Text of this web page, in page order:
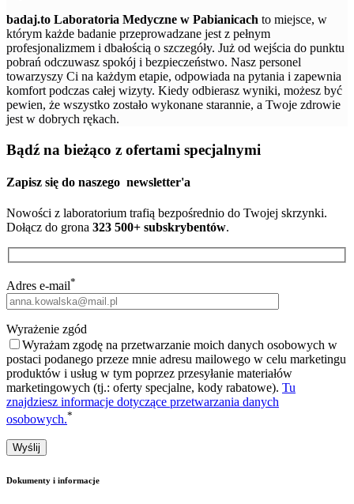
badaj.to Laboratoria Medyczne w Pabianicach to miejsce, w
którym każde badanie przeprowadzane jest z pełnym
profesjonalizmem i dbałością o szczegóły. Już od wejścia do punktu
pobrań odczuwasz spokój i bezpieczeństwo. Nasz personel
towarzyszy Ci na każdym etapie, odpowiada na pytania i zapewnia
komfort podczas całej wizyty. Kiedy odbierasz wyniki, możesz być
pewien, że wszystko zostało wykonane starannie, a Twoje zdrowie
jest w dobrych rękach.
Bądź na bieżąco z ofertami specjalnymi
Zapisz się do naszego newsletter'a
Nowości z laboratorium trafią bezpośrednio do Twojej skrzynki.
Dołącz do grona 323 500+ subskrybentów.
Adres e-mail*
Wyrażenie zgód
Wyrażam zgodę na przetwarzanie moich danych osobowych w
postaci podanego przeze mnie adresu mailowego w celu marketingu
produktów i usług w tym poprzez przesyłanie materiałów
marketingowych (tj.: oferty specjalne, kody rabatowe). Tu
znajdziesz informacje dotyczące przetwarzania danych
osobowych.*
Dokumenty i informacje